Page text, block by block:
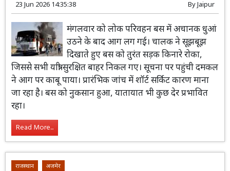
23 Jun 2026 14:35:38 ByJaipur
मंगलवार को लोक परिवहन बस में अचानक धुआं
उठने के बाद आग लग गई। चालक ने सूझबूझ
दिखाते हुए बस को तुरंत सड़क किनारे रोका,
जिससे सभी यात्री सुरक्षित बाहर निकल गए। सूचना पर पहुंची दमकल
ने आग पर काबू पाया। प्रारंभिक जांच में शॉर्ट सर्किट कारण माना
जा रहा है। बस को नुकसान हुआ, यातायात भी कुछ देर प्रभावित
रहा।
Read More...
राजस्थान अजमेर